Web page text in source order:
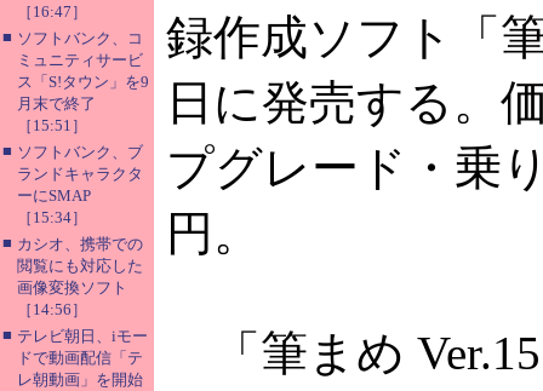
［16:47］
■ ソフトバンク、コ
ミュニティサービ
ス「S!タウン」を9
月末で終了
［15:51］
■ ソフトバンク、ブ
ランドキャラクタ
ーにSMAP
［15:34］
■ カシオ、携帯での
閲覧にも対応した
画像変換ソフト
［14:56］
■ テレビ朝日、iモー
ドで動画配信「テ
レ朝動画」を開始
録作成ソフト「
日に発売する。
プグレード・乗
円。
「筆まめ